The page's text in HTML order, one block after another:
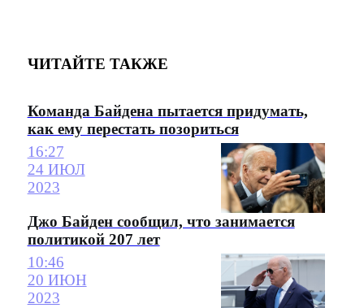
ЧИТАЙТЕ ТАКЖЕ
Команда Байдена пытается придумать,
как ему перестать позориться
16:27
24 ИЮЛ
2023
Джо Байден сообщил, что занимается
политикой 207 лет
10:46
20 ИЮН
2023